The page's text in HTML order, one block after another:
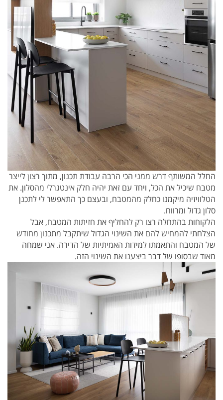
החלל המשותף דרש ממני הכי הרבה עבודת תכנון, מתוך רצון לייצר
מטבח שיכיל את הכל, ויחד עם זאת יהיה חלק אינטגרלי מהסלון. את
הטלוויזיה מיקמנו כחלק מהמטבח, ובעצם כך התאפשר לי לתכנן
סלון גדול ומרווח.
הלקוחות בהתחלה רצו רק להחליף את חזיתות המטבח, אבל
הצלחתי להמחיש להם את השינוי הגדול שיתקבל מתכנון מחודש
של המטבח והתאמתו למידות האמיתיות של הדירה. אני שמחה
מאוד שבסופו של דבר ביצענו את השינוי הזה.